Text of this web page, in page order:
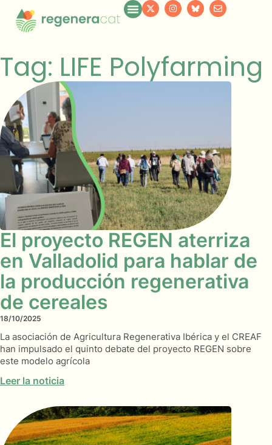
Tag: LIFE Polyfarming
El proyecto REGEN aterriza
en Valladolid para hablar de
la producción regenerativa
de cereales
18/10/2025
La asociación de Agricultura Regenerativa Ibérica y el CREAF
han impulsado el quinto debate del proyecto REGEN sobre
este modelo agrícola
Leer la noticia